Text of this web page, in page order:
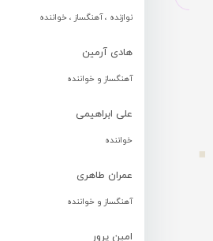
نوازنده ، آهنگساز ، خواننده
هادی آرمین
آهنگساز و خواننده
علی ابراهیمی
خواننده
عمران طاهری
آهنگساز و خواننده
امین پرور